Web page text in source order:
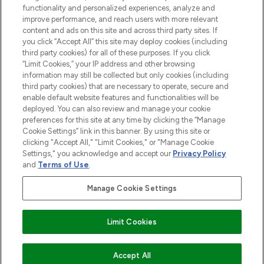
EN RUPTURE DE STOCK
Do Not Sell or Share My Personal
Information
AIDE ET INFORMATIONS
INFORMATIONS GÉNÉRALES
À PROPOS DE LOOKFANTASTIC
2026 THG Beauty Europe GmbH Maximilianstrasse 54 80538 Munich
Payer en toute sécurité avec
functionality and personalized experiences, analyze and
improve performance, and reach users with more relevant
content and ads on this site and across third party sites. If
you click “Accept All” this site may deploy cookies (including
third party cookies) for all of these purposes. If you click
“Limit Cookies,” your IP address and other browsing
information may still be collected but only cookies (including
third party cookies) that are necessary to operate, secure and
enable default website features and functionalities will be
deployed. You can also review and manage your cookie
preferences for this site at any time by clicking the “Manage
Cookie Settings” link in this banner. By using this site or
clicking "Accept All," "Limit Cookies," or "Manage Cookie
Settings," you acknowledge and accept our Privacy Policy
and Terms of Use.
Manage Cookie Settings
Limit Cookies
Accept All